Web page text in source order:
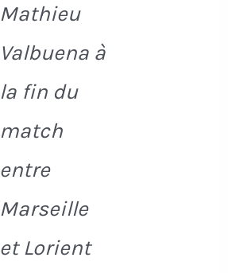
Mathieu
Valbuena à
la fin du
match
entre
Marseille
et Lorient